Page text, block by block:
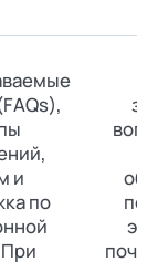
и
по